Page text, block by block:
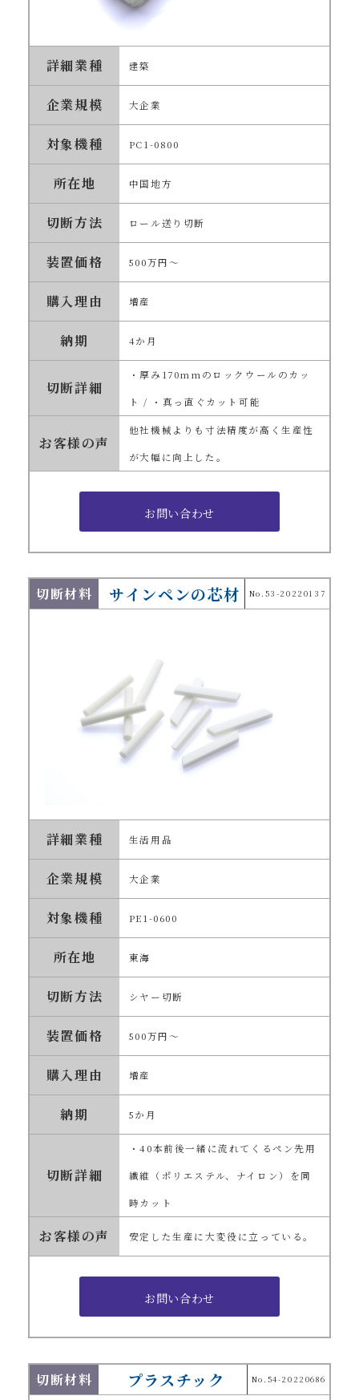
詳細業種 建築
企業規模 大企業
対象機種 PC1-0800
所在地 中国地方
切断方法 ロール送り切断
装置価格 500万円～
購入理由 増産
納期 4か月
切断詳細
・厚み170mmのロックウールのカッ
ト / ・真っ直ぐカット可能
お客様の声
他社機械よりも寸法精度が高く生産性
が大幅に向上した。
切断材料 サインペンの芯材 No.53-20220137
詳細業種 生活用品
企業規模 大企業
対象機種 PE1-0600
所在地 東海
切断方法 シヤー切断
装置価格 500万円～
購入理由 増産
納期 5か月
切断詳細
・40本前後一緒に流れてくるペン先用
繊維（ポリエステル、ナイロン）を同
時カット
お客様の声 安定した生産に大変役に立っている。
切断材料 プラスチック No.54-20220686